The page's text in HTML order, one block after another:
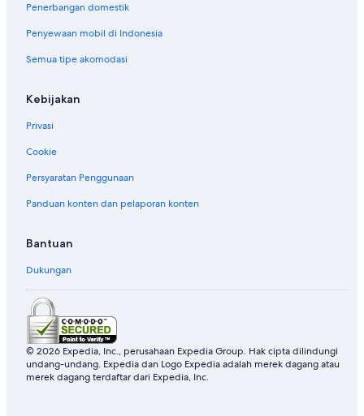
Penerbangan domestik
Penyewaan mobil di Indonesia
Semua tipe akomodasi
Kebijakan
Privasi
Cookie
Persyaratan Penggunaan
Panduan konten dan pelaporan konten
Bantuan
Dukungan
© 2026 Expedia, Inc., perusahaan Expedia Group. Hak cipta dilindungi
undang-undang. Expedia dan Logo Expedia adalah merek dagang atau
merek dagang terdaftar dari Expedia, Inc.